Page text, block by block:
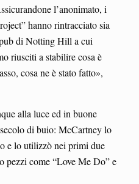
l’anonimato, i
hanno rintracciato sia
di Notting Hill a cui
riusciti a stabilire cosa è
cosa ne è stato fatto»,
alla luce ed in buone
di buio: McCartney lo
e lo utilizzò nei primi due
pezzi come “Love Me Do” e